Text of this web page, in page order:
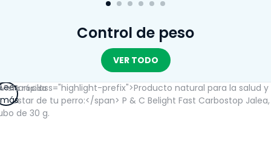
Control de peso
VER TODO
Vista rápida
Leer
más